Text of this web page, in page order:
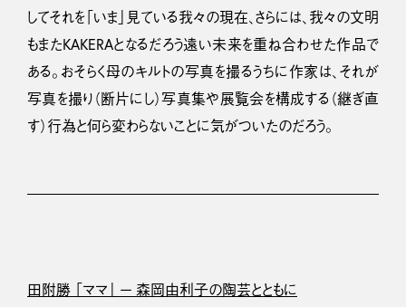
してそれを「いま」見ている我々の現在、さらには、我々の文明
もまたKAKERAとなるだろう遠い未来を重ね合わせた作品で
ある。おそらく母のキルトの写真を撮るうちに作家は、それが
写真を撮り（断片にし）写真集や展覧会を構成する（継ぎ直
す）行為と何ら変わらないことに気がついたのだろう。
田附勝 「ママ」 ー 森岡由利子の陶芸とともに